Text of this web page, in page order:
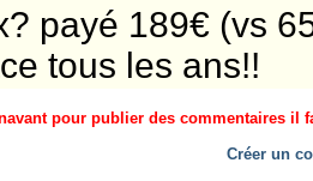
payé 189€ (vs
tous les ans!!
pour publier des commentaires il
Créer un